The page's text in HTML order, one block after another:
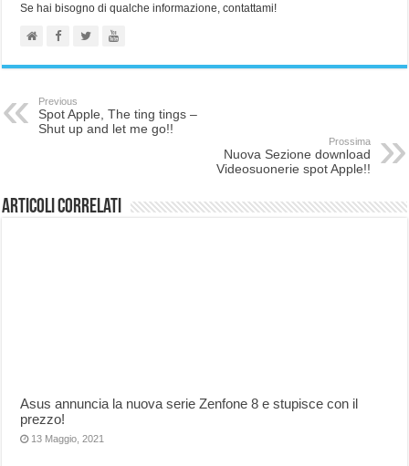
Se hai bisogno di qualche informazione, contattami!
Previous
Spot Apple, The ting tings –
Shut up and let me go!!
Prossima
Nuova Sezione download
Videosuonerie spot Apple!!
Articoli correlati
Asus annuncia la nuova serie Zenfone 8 e stupisce con il
prezzo!
13 Maggio, 2021